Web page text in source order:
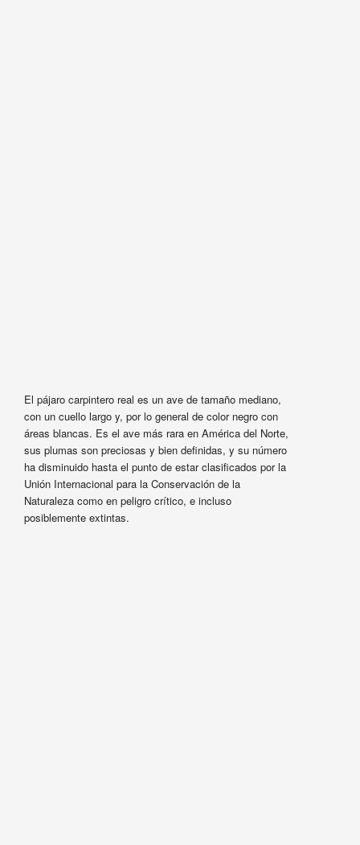
El pájaro carpintero real es un ave de tamaño mediano,
con un cuello largo y, por lo general de color negro con
áreas blancas. Es el ave más rara en América del Norte,
sus plumas son preciosas y bien definidas, y su número
ha disminuido hasta el punto de estar clasificados por la
Unión Internacional para la Conservación de la
Naturaleza como en peligro crítico, e incluso
posiblemente extintas.